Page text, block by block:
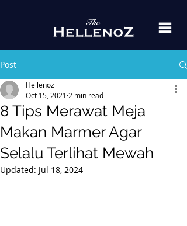
Post
8 Tips Merawat Meja
Makan Marmer Agar
Selalu Terlihat Mewah
Hellenoz
Oct 15, 2021 2 min read
Updated: Jul 18, 2024